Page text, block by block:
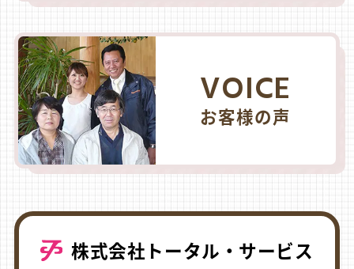
VOICE
お客様の声
株式会社トータル・サービス